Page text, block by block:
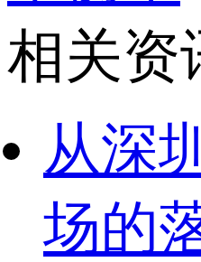
相关资
从深
场的